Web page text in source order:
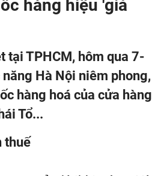
hàng hiệu 'giá
tại TPHCM, hôm qua 7-
Hà Nội niêm phong,
hàng hoá của cửa hàng
Tổ...
thuế